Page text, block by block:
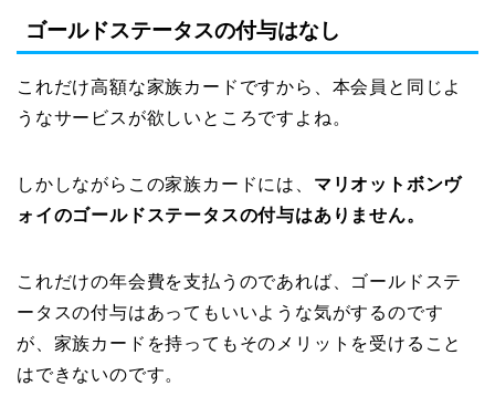
ゴールドステータスの付与はなし
これだけ高額な家族カードですから、本会員と同じよ
うなサービスが欲しいところですよね。
しかしながらこの家族カードには、 マリオットボンヴ
ォイのゴールドステータスの付与はありません。
これだけの年会費を支払うのであれば、ゴールドステ
ータスの付与はあってもいいような気がするのです
が、家族カードを持ってもそのメリットを受けること
はできないのです。